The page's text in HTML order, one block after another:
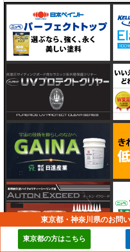
東京都・神奈川県のお問
東京都の方はこちら